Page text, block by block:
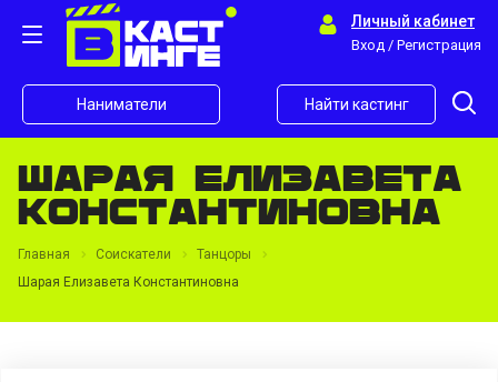
Личный кабинет
Вход / Регистрация
Наниматели Найти кастинг
Шарая Елизавета
Константиновна
Главная Соискатели
Танцоры
Шарая Елизавета Константиновна